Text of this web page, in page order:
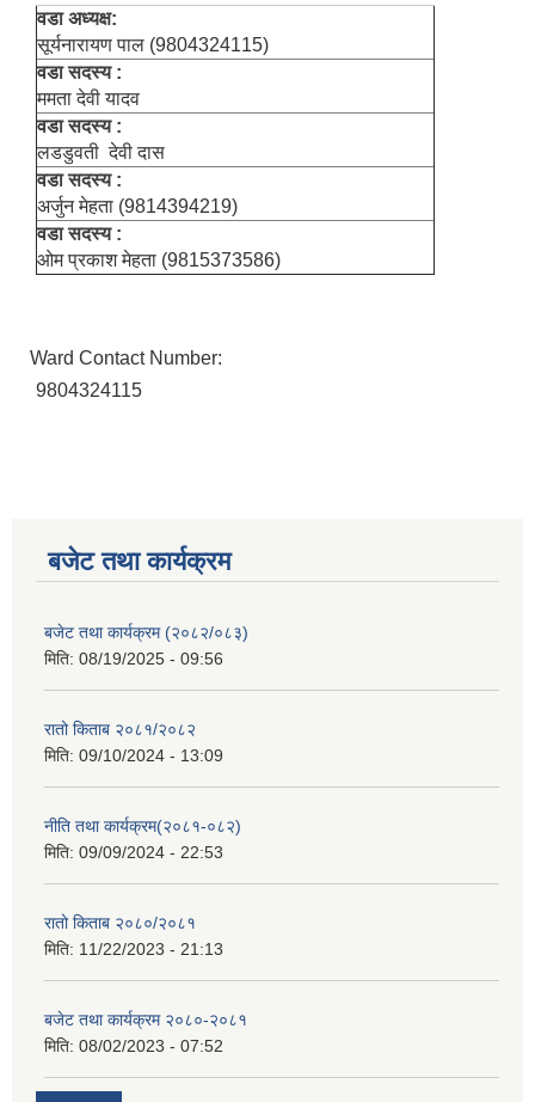
वडा अध्यक्ष:
सूर्यनारायण पाल (9804324115)
वडा सदस्य :
ममता देवी यादव
वडा सदस्य :
लडडुवती देवी दास
वडा सदस्य :
अर्जुन मेहता (9814394219)
वडा सदस्य :
ओम प्रकाश मेहता (9815373586)
Ward Contact Number:
9804324115
बजेट तथा कार्यक्रम
बजेट तथा कार्यक्रम (२०८२/०८३)
मिति: 08/19/2025 - 09:56
रातो किताब २०८१/२०८२
मिति: 09/10/2024 - 13:09
नीति तथा कार्यक्रम(२०८१-०८२)
मिति: 09/09/2024 - 22:53
रातो किताब २०८०/२०८१
मिति: 11/22/2023 - 21:13
बजेट तथा कार्यक्रम २०८०-२०८१
मिति: 08/02/2023 - 07:52